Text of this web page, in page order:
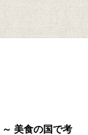
美食の国で考